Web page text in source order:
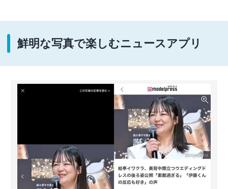
鮮明な写真で楽しむニュースアプリ